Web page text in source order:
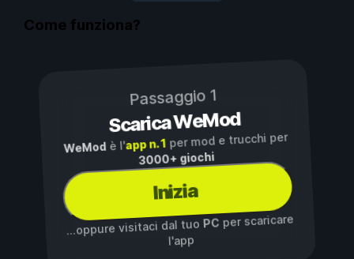
Come funziona?
Passaggio 1
Scarica WeMod
WeMod è l'app n. 1per mod e trucchi per
3000+ giochi
Inizia
...oppure visitaci dal tuoPC per scaricare
l'app